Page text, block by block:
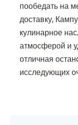
пообедать на
доставку,
кулинарное
атмосферой и
отличная
исследующих